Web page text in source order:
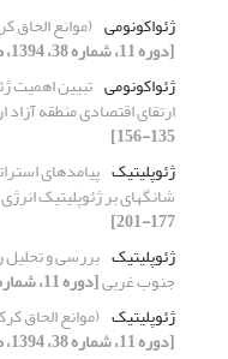
ژئواکونومی (موانع
[دوره 11، شماره 38، 1394، صفحه 35-59]
ژئواکونومی تبیین اهمیت
ارتقای اقتصادی منطقه
135-156]
ژئوپلیتیک پیامدهای
شانگهای بر ژئوپلیتیک
177-201]
ژئوپلیتیک بررسی و تحلیل
جنوب غربی[دوره 11، شماره 38، 1394، صفحه 1-34]
ژئوپلیتیک (موانع الحاق
[دوره 11، شماره 38، 1394، صفحه 35-59]